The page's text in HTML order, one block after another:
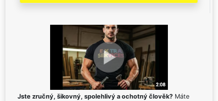
Jste zručný, šikovný, spolehlivý a ochotný člověk? Máte